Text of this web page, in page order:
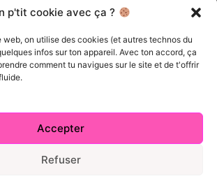
p'tit cookie avec ça ?
web, on utilise des cookies (et autres technos du
infos sur ton appareil. Avec ton accord, ça
comment tu navigues sur le site et de t'offrir
Accepter
Refuser
SUIVEZ NOUS
Index